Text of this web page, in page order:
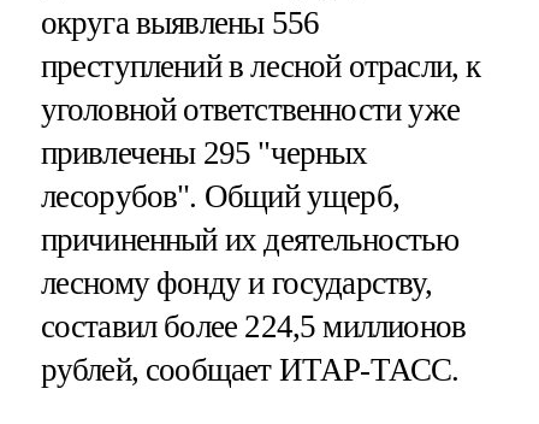
округа выявлены 556
преступлений в лесной отрасли, к
уголовной ответственности уже
привлечены 295 "черных
лесорубов". Общий ущерб,
причиненный их деятельностью
лесному фонду и государству,
составил более 224,5 миллионов
рублей, сообщает ИТАР-ТАСС.